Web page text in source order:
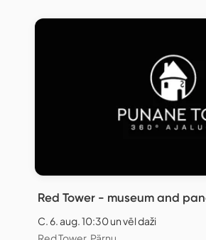
Red Tower - museum and
C. 6. aug. 10:30 un vēl daži